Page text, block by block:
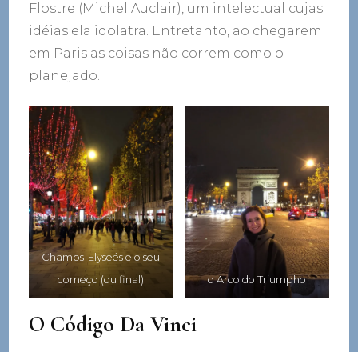
Flostre (Michel Auclair), um intelectual cujas
idéias ela idolatra. Entretanto, ao chegarem
em Paris as coisas não correm como o
planejado.
Champs-Elyseés e o seu
começo (ou final)
o Arco do Triumpho
O Código Da Vinci